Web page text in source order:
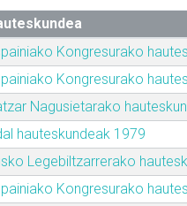
Kongresurako
Kongresurako
Nagusietarako
hauteskundeak 1979
Legebiltzarrerako
Kongresurako